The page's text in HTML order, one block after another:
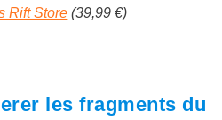
Rift Store (39,99 €)
les fragments du